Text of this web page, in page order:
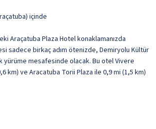
içinde
Araçatuba Plaza Hotel konaklamanızda
sadece birkaç adım ötenizde, Demiryolu Kültür
yürüme mesafesinde olacak. Bu otel Vivere
km) ve Aracatuba Torii Plaza ile 0,9 mi (1,5 km)